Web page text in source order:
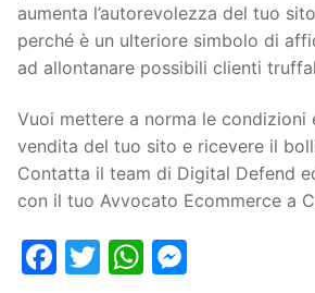
aumenta l’autorevolezza del tuo
perché è un ulteriore simbolo di
ad allontanare possibili clienti
Vuoi mettere a norma le condizioni
vendita del tuo sito e ricevere il
Contatta il team di Digital Defend
con il tuo Avvocato Ecommerce a
Facebook
TwitterWhatsApp